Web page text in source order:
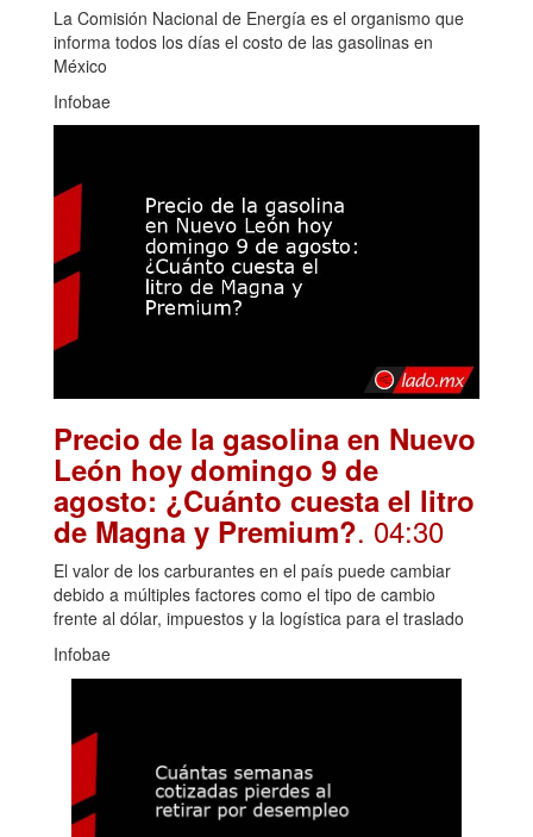
La Comisión Nacional de Energía es el organismo que
informa todos los días el costo de las gasolinas en
México
Infobae
Precio de la gasolina en Nuevo
León hoy domingo 9 de
agosto: ¿Cuánto cuesta el litro
de Magna y Premium?. 04:30
El valor de los carburantes en el país puede cambiar
debido a múltiples factores como el tipo de cambio
frente al dólar, impuestos y la logística para el traslado
Infobae